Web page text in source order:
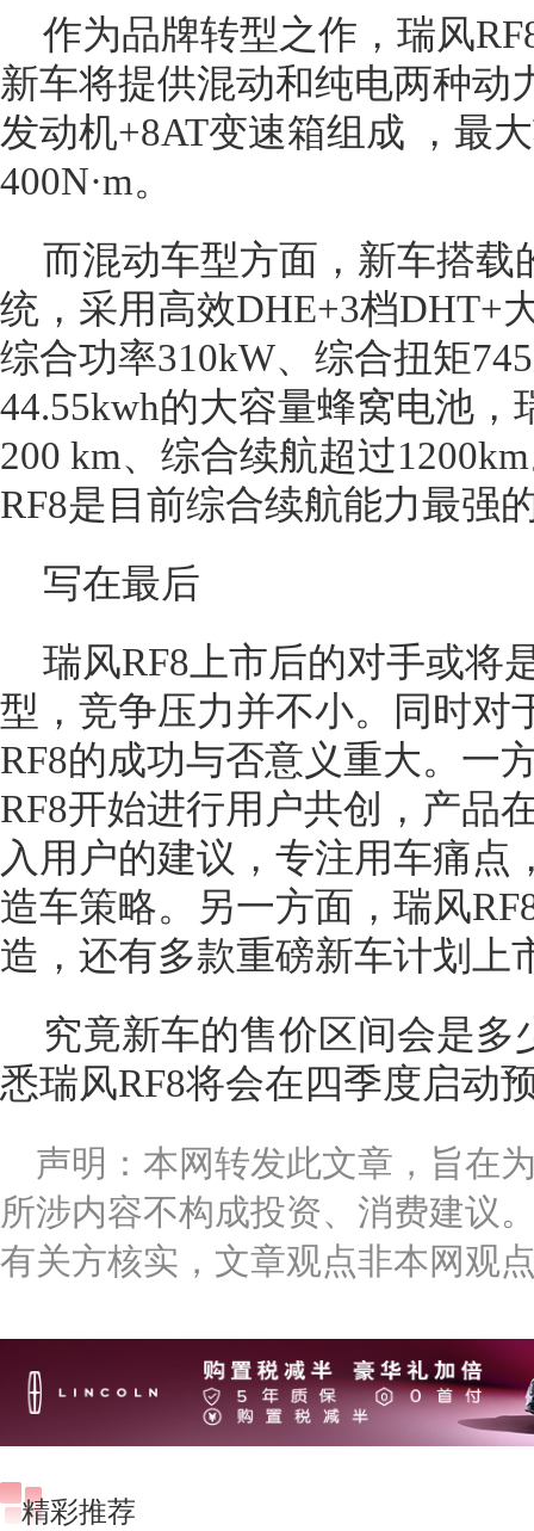
作为品牌转型之作，瑞风
新车将提供混动和纯电两种动
发动机+8AT变速箱组成 ，最
400N·m。
而混动车型方面，新车搭载
统，采用高效DHE+3档DHT+
综合功率310kW、综合扭矩
44.55kwh的大容量蜂窝电池，
200 km、综合续航超过
RF8是目前综合续航能力最强
写在最后
瑞风RF8上市后的对手或将
型，竞争压力并不小。同时对
RF8的成功与否意义重大。一
RF8开始进行用户共创，产品
入用户的建议，专注用车痛点
造车策略。另一方面，瑞风
造，还有多款重磅新车计划上
究竟新车的售价区间会是
悉瑞风RF8将会在四季度启动
声明：本网转发此文章，旨在
所涉内容不构成投资、消费建议
有关方核实，文章观点非本网观
精彩推荐